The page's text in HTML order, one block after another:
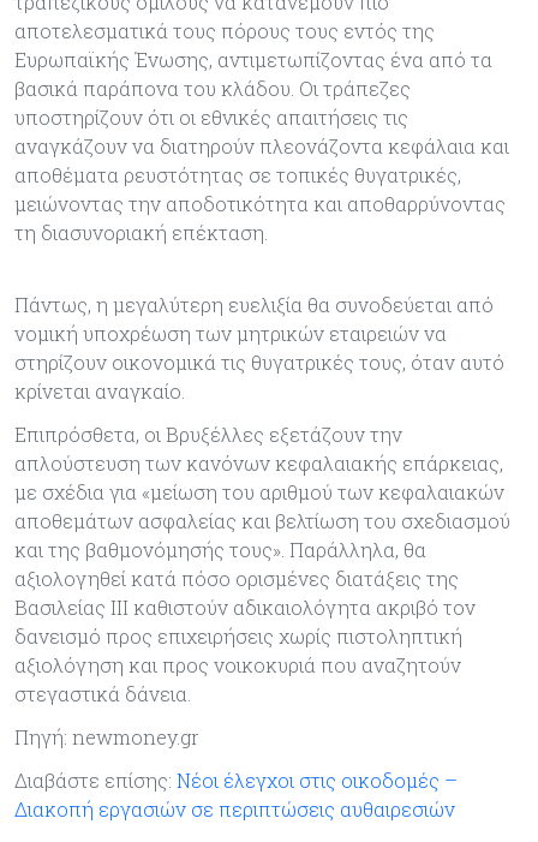
αποτελεσματικά τους πόρους τους εντός της
Ευρωπαϊκής Ένωσης, αντιμετωπίζοντας ένα από τα
βασικά παράπονα του κλάδου. Οι τράπεζες
υποστηρίζουν ότι οι εθνικές απαιτήσεις τις
αναγκάζουν να διατηρούν πλεονάζοντα κεφάλαια και
αποθέματα ρευστότητας σε τοπικές θυγατρικές,
μειώνοντας την αποδοτικότητα και αποθαρρύνοντας
τη διασυνοριακή επέκταση.
Πάντως, η μεγαλύτερη ευελιξία θα συνοδεύεται από
νομική υποχρέωση των μητρικών εταιρειών να
στηρίζουν οικονομικά τις θυγατρικές τους, όταν αυτό
κρίνεται αναγκαίο.
Επιπρόσθετα, οι Βρυξέλλες εξετάζουν την
απλούστευση των κανόνων κεφαλαιακής επάρκειας,
με σχέδια για «μείωση του αριθμού των κεφαλαιακών
αποθεμάτων ασφαλείας και βελτίωση του σχεδιασμού
και της βαθμονόμησής τους». Παράλληλα, θα
αξιολογηθεί κατά πόσο ορισμένες διατάξεις της
Βασιλείας ΙΙΙ καθιστούν αδικαιολόγητα ακριβό τον
δανεισμό προς επιχειρήσεις χωρίς πιστοληπτική
αξιολόγηση και προς νοικοκυριά που αναζητούν
στεγαστικά δάνεια.
Πηγή: newmoney.gr
Διαβάστε επίσης: Νέοι έλεγχοι στις οικοδομές –
Διακοπή εργασιών σε περιπτώσεις αυθαιρεσιών